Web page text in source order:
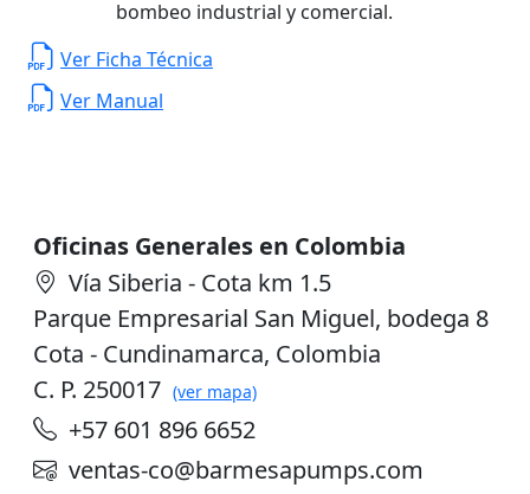
bombeo industrial y comercial.
Ver Ficha Técnica
Ver Manual
Oficinas Generales en Colombia
Vía Siberia - Cota km 1.5
Parque Empresarial San Miguel, bodega 8
Cota - Cundinamarca, Colombia
C. P. 250017 (ver mapa)
+57 601 896 6652
ventas-co@barmesapumps.com